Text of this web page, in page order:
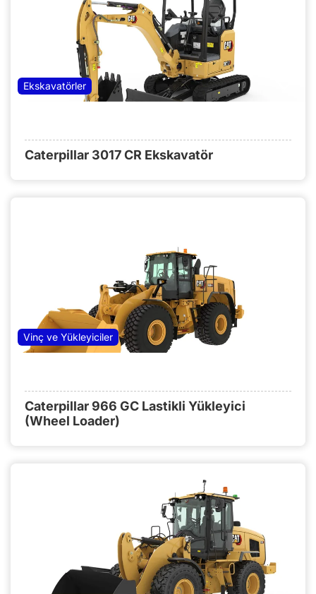
Ekskavatörler
Caterpillar 3017 CR Ekskavatör
Vinç ve Yükleyiciler
Caterpillar 966 GC Lastikli Yükleyici
(Wheel Loader)